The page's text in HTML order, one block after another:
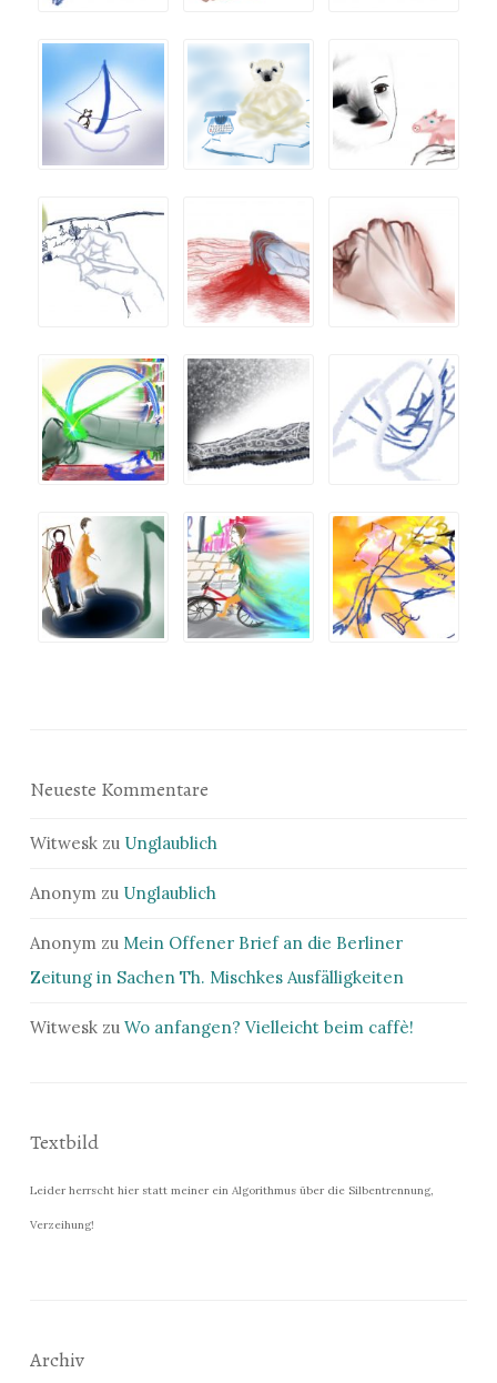
Neueste Kommentare
Witwesk zu Unglaublich
Anonym zu Unglaublich
Anonym zu Mein Offener Brief an die Berliner
Zeitung in Sachen Th. Mischkes Ausfälligkeiten
Witwesk zu Wo anfangen? Vielleicht beim caffè!
Textbild
Leider herrscht hier statt meiner ein Algorithmus über die Silbentrennung,
Verzeihung!
Archiv